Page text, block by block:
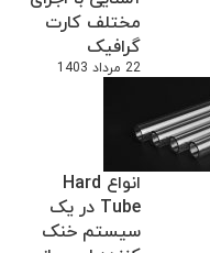
مختلف کارت
گرافیک
22 مرداد 1403
انواع Hard
Tube در یک
سیستم خنک